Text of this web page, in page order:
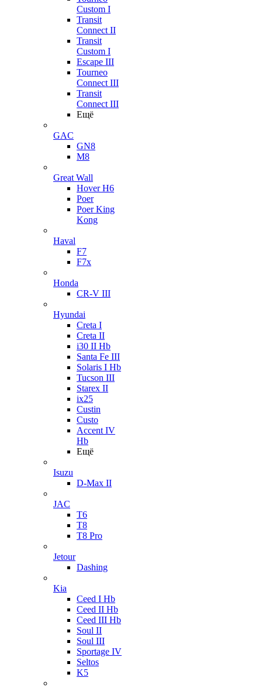
Custom I
Transit
Connect II
Transit
Custom I
Escape III
Tourneo
Connect III
Transit
Connect III
Ещё
GAC
GN8
M8
Great Wall
Hover H6
Poer
Poer King
Kong
Haval
F7
F7x
Honda
CR-V III
Hyundai
Creta I
Creta II
i30 II Hb
Santa Fe III
Solaris I Hb
Tucson III
Starex II
ix25
Custin
Custo
Accent IV
Hb
Ещё
Isuzu
D-Max II
JAC
T6
T8
T8 Pro
Jetour
Dashing
Kia
Ceed I Hb
Ceed II Hb
Ceed III Hb
Soul II
Soul III
Sportage IV
Seltos
K5